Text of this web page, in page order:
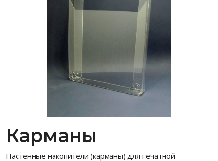
Карманы
Настенные накопители (карманы) для печатной